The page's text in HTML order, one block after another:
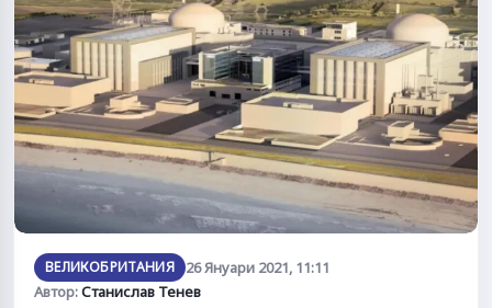
ВЕЛИКОБРИТАНИЯ
26 Януари 2021, 11:11
Автор:Станислав Тенев